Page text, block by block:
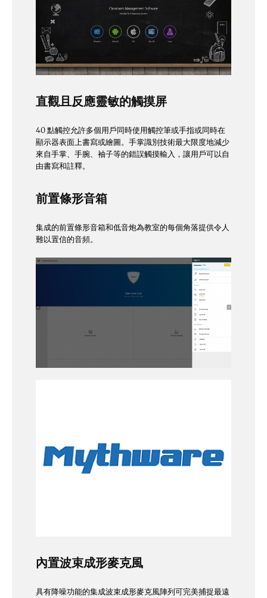
直觀且反應靈敏的觸摸屏
40 點觸控允許多個用戶同時使用觸控筆或手指或同時在
顯示器表面上書寫或繪圖。手掌識別技術最大限度地減少
來自手掌、手腕、袖子等的錯誤觸摸輸入，讓用戶可以自
由書寫和註釋。
前置條形音箱
集成的前置條形音箱和低音炮為教室的每個角落提供令人
難以置信的音頻。
內置波束成形麥克風
具有降噪功能的集成波束成形麥克風陣列可完美捕捉最遠